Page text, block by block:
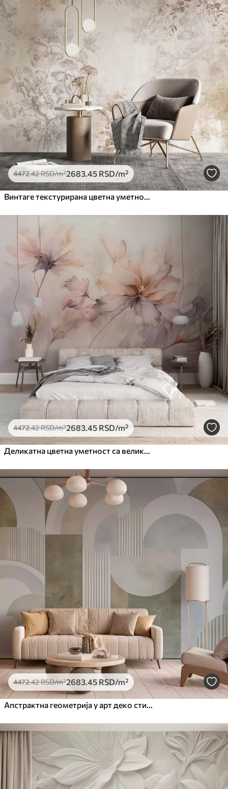
4472.42RSD/m²2683 .45 RSD/m²
4472.42RSD/m²2683 .45 RSD/m²
4472.42RSD/m²2683 .45 RSD/m²